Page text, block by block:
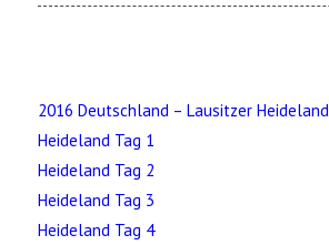
2016 Deutschland – Lausitzer Heideland
Heideland Tag 1
Heideland Tag 2
Heideland Tag 3
Heideland Tag 4